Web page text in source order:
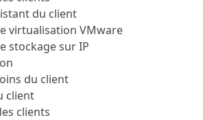
du client
virtualisation VMware
stockage sur IP
du client
client
clients